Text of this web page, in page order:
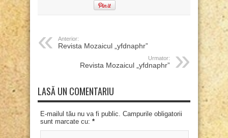
Anterior:
Revista Mozaicul „yfdnaphr”
Urmator:
Revista Mozaicul „yfdnaphr”
LASĂ UN COMENTARIU
E-mailul tău nu va fi public. Campurile obligatorii
sunt marcate cu: *